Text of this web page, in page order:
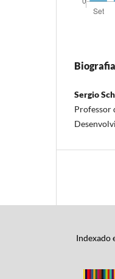
Sergio
Professor
Indexado